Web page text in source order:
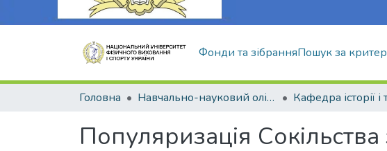
Фонди та зібранняПошук за
Головна Навчально-науковий олімпійський інститут
Популяризація